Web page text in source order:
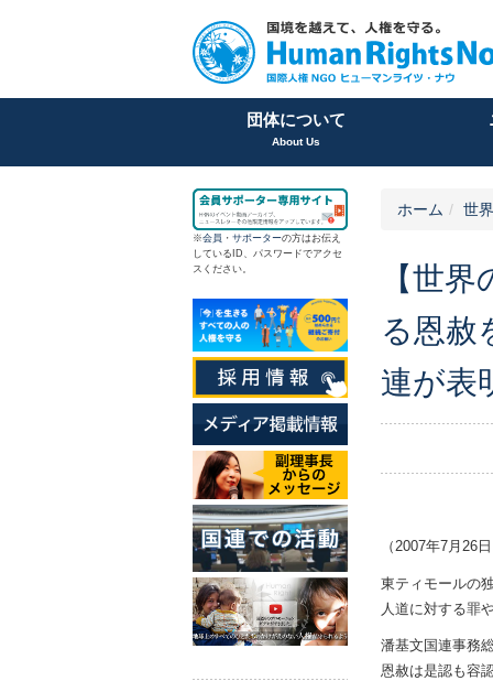
団体について
About Us
ホーム 世
【世
る恩赦
連が表
（2007年7月
東ティモールの
人道に対する罪
潘基文国連事務
恩赦は是認も容
※会員 ・ サポーターの方はお伝え
しているID、パスワードでアクセ
スください。